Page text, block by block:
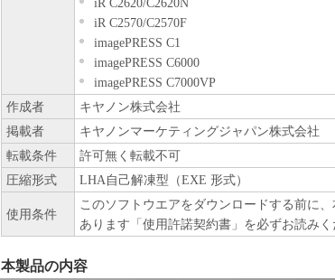
「本ソフトウェア」に係る権原および所有権は、そ
たはキヤノンのライセンサーに帰属します。
著作権表示
お客様は、「本ソフトウェア」に含まれるキヤノン
ンサーの著作権表示を変更し、除去しもしくは削除
保証の否認・免責
「本ソフトウェア」は、『現状のまま』の状
キヤノン、キヤノンの子会社、キヤノンの関
理店または販売店のいずれも、「本ソフトウ
および特定の目的への適合性の保証を含め、
ると黙示たるとを問わず一切しないものとし
キヤノン、キヤノンの子会社、キヤノンの関
理店または販売店のいずれも、「本ソフトウ
iR C2570/C2570F
imagePRESS C1
imagePRESS C6000
imagePRESS C7000VP
作成者
キヤノン株式会社
掲載者
キヤノンマーケティングジャパン株式会社
転載条件
許可無く転載不可
圧縮形式
LHA自己解凍型（EXE 形式）
使用条件
このソフトウエアをダウンロードする前に
あります「使用許諾契約書」を必ずお読みく
本製品の内容